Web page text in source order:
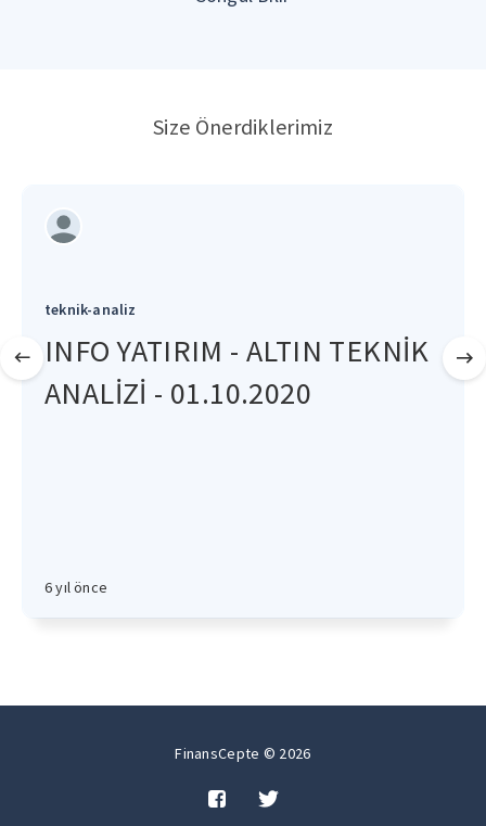
Size Önerdiklerimiz
teknik-analiz
INFO YATIRIM - ALTIN TEKNİK
ANALİZİ - 01.10.2020
6 yıl önce
FinansCepte © 2026